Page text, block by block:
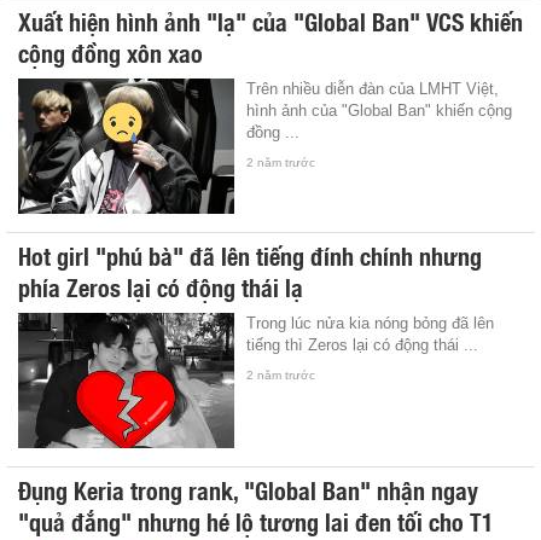
Xuất hiện hình ảnh "lạ" của "Global Ban" VCS khiến
cộng đồng xôn xao
Trên nhiều diễn đàn của LMHT Việt,
hình ảnh của "Global Ban" khiến cộng
đồng ...
2 năm trước
Hot girl "phú bà" đã lên tiếng đính chính nhưng
phía Zeros lại có động thái lạ
Trong lúc nửa kia nóng bỏng đã lên
tiếng thì Zeros lại có động thái ...
2 năm trước
Đụng Keria trong rank, "Global Ban" nhận ngay
"quả đắng" nhưng hé lộ tương lai đen tối cho T1